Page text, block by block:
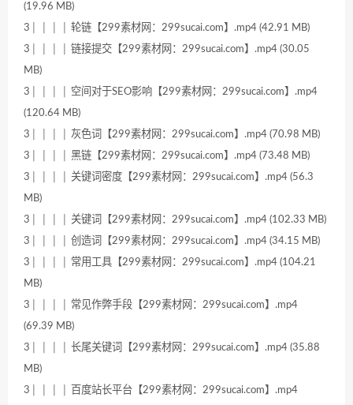
(19.96 MB)
3│ │ │ │ 轮链【299素材网：299sucai.com】.mp4 (42.91 MB)
3│ │ │ │ 链接提交【299素材网：299sucai.com】.mp4 (30.05
MB)
3│ │ │ │ 空间对于SEO影响【299素材网：299sucai.com】.mp4
(120.64 MB)
3│ │ │ │ 灰色词【299素材网：299sucai.com】.mp4 (70.98 MB)
3│ │ │ │ 黑链【299素材网：299sucai.com】.mp4 (73.48 MB)
3│ │ │ │ 关键词密度【299素材网：299sucai.com】.mp4 (56.3
MB)
3│ │ │ │ 关键词【299素材网：299sucai.com】.mp4 (102.33 MB)
3│ │ │ │ 创造词【299素材网：299sucai.com】.mp4 (34.15 MB)
3│ │ │ │ 常用工具【299素材网：299sucai.com】.mp4 (104.21
MB)
3│ │ │ │ 常见作弊手段【299素材网：299sucai.com】.mp4
(69.39 MB)
3│ │ │ │ 长尾关键词【299素材网：299sucai.com】.mp4 (35.88
MB)
3│ │ │ │ 百度站长平台【299素材网：299sucai.com】.mp4